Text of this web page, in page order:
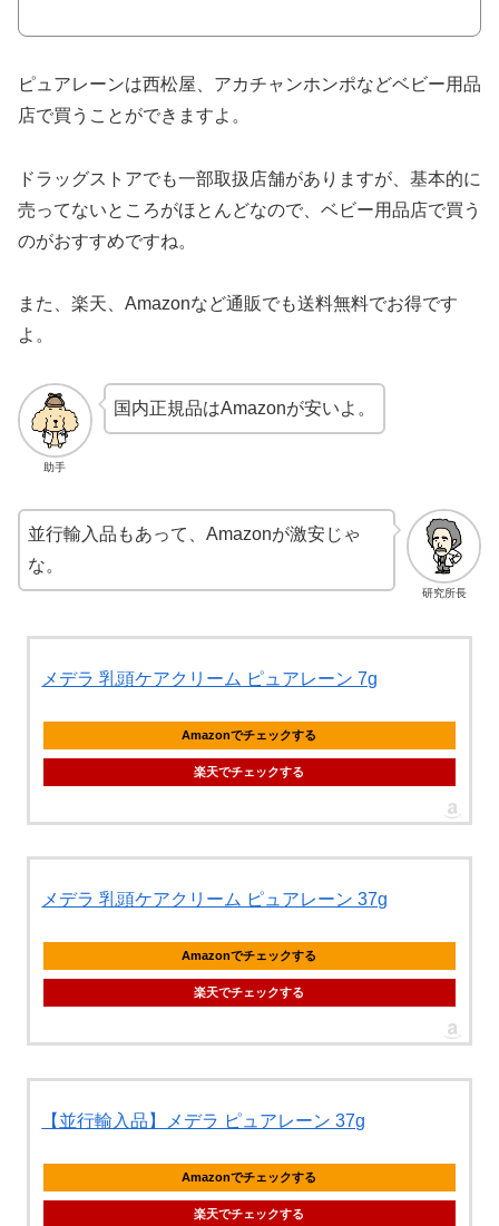
ピュアレーンは西松屋、アカチャンホンポなどベビー用品
店で買うことができますよ。
ドラッグストアでも一部取扱店舗がありますが、基本的に
売ってないところがほとんどなので、ベビー用品店で買う
のがおすすめですね。
また、楽天、Amazonなど通販でも送料無料でお得です
よ。
助手
国内正規品はAmazonが安いよ。
研究所長
並行輸入品もあって、Amazonが激安じゃ
な。
メデラ 乳頭ケアクリーム ピュアレーン 7g
Amazonでチェックする
楽天でチェックする
メデラ 乳頭ケアクリーム ピュアレーン 37g
Amazonでチェックする
楽天でチェックする
【並行輸入品】メデラ ピュアレーン 37g
Amazonでチェックする
楽天でチェックする